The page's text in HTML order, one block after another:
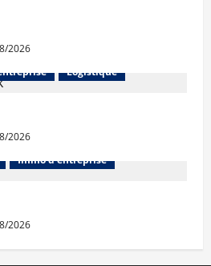
2026
Logistique
2026
Immo d'entreprise
2026